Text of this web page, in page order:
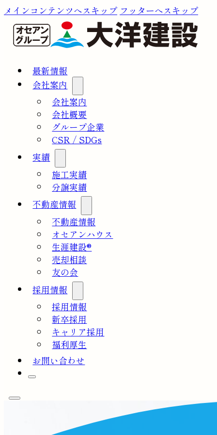
メインコンテンツへスキップ フッターへスキップ
最新情報
会社案内
会社案内
会社概要
グループ企業
CSR / SDGs
実績
施工実績
分譲実績
不動産情報
不動産情報
オセアンハウス
生涯建設®
売却相談
友の会
採用情報
採用情報
新卒採用
キャリア採用
福利厚生
お問い合わせ